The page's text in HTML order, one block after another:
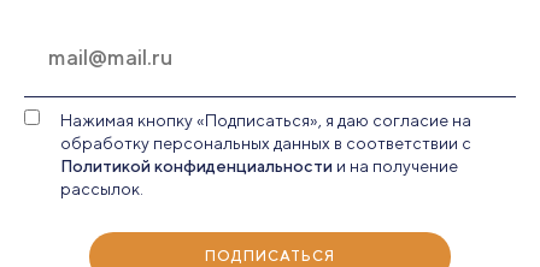
Нажимая кнопку «Подписаться», я даю согласие на
обработку персональных данных в соответствии с
Политикой конфиденциальности и на получение
рассылок.
ПОДПИСАТЬСЯ